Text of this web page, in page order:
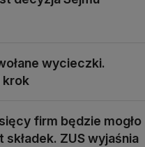
wycieczki.
krok
firm będzie mogło
ZUS wyjaśnia